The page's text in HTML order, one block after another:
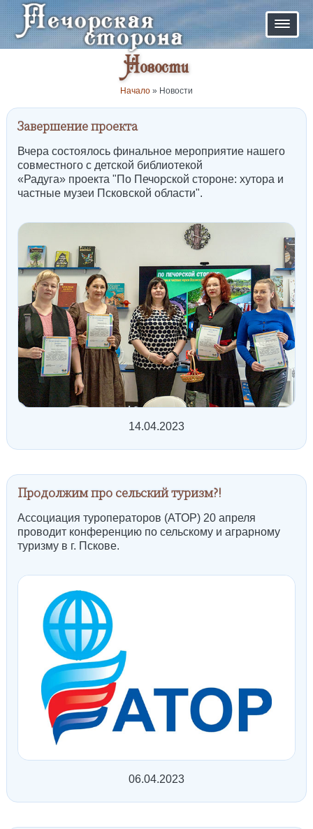
Новости
Начало» Новости
Завершение проекта
Вчера состоялось финальное мероприятие нашего
совместного с детской библиотекой
«Радуга»проекта "По Печорской стороне: хутора и
частные музеи Псковской области".
14.04.2023
Продолжим про сельский туризм?!
Ассоциация туроператоров (АТОР) 20 апреля
проводит конференцию по сельскому и аграрному
туризму в г. Пскове.
06.04.2023